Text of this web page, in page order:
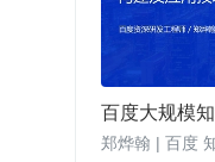
百度大规模
郑烨翰 | 百度